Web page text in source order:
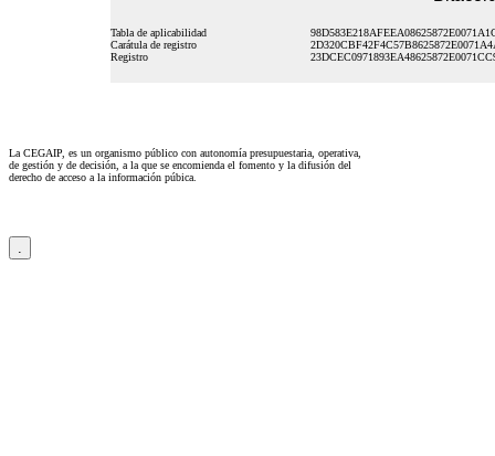
Tabla de aplicabilidad
Carátula de registro
Registro
La CEGAIP, es un organismo público con autonomía presupuestaria, operativa,
de gestión y de decisión, a la que se encomienda el fomento y la difusión del
derecho de acceso a la información púbica.